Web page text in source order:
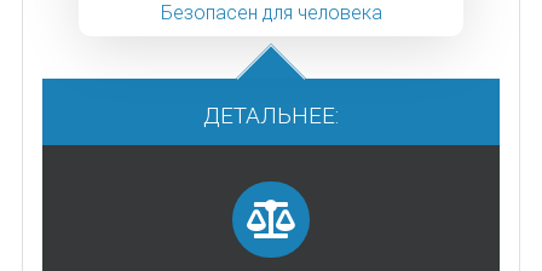
Безопасен для человека
ДЕТАЛЬНЕЕ: